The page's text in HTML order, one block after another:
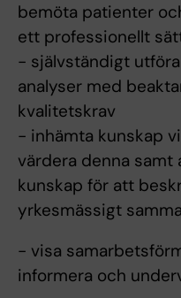
bemöta patienter
ett professionellt
- självständigt
analyser med
kvalitetskrav
- inhämta kunskap
värdera denna samt
kunskap för att
yrkesmässigt
- visa
informera och